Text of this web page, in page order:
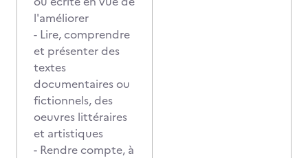
l'améliorer
- Lire, comprendre
et présenter des
textes
documentaires ou
fictionnels, des
oeuvres littéraires
et artistiques
- Rendre compte, à